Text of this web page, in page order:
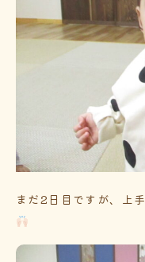
まだ2日目ですが、上